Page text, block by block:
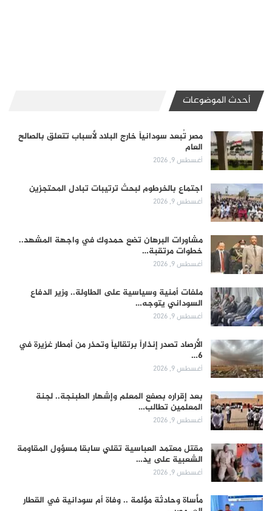
أحدث الموضوعات
مصر تُبعد سودانياً خارج البلاد لأسباب تتعلق بالصالح
العام
أغسطس 9, 2026
اجتماع بالخرطوم لبحث ترتيبات تبادل المحتجزين
أغسطس 9, 2026
مشاورات البرهان تضع حمدوك في واجهة المشهد..
خطوات مرتقبة…
أغسطس 9, 2026
ملفات أمنية وسياسية على الطاولة.. وزير الدفاع
السوداني يتوجه…
أغسطس 9, 2026
الأرصاد تصدر إنذاراً برتقالياً وتحذر من أمطار غزيرة في
6…
أغسطس 9, 2026
بعد إقراره بصفع المعلم وإشهار الطبنجة.. لجنة
المعلمين تطالب…
أغسطس 9, 2026
مقتل معتمد العباسية تقلي سابقا مسؤول المقاومة
الشعبية على يد…
أغسطس 9, 2026
مأساة وحادثة مؤلمة .. وفاة أم سودانية في القطار